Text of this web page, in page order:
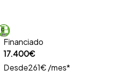
Financiado
17.400€
Desde261€ /mes*